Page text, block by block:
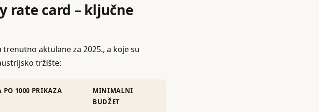
rate card – ključne
aktulane za 2025., a koje su
tržište:
PO 1000 PRIKAZA
MINIMALNI
BUDŽET